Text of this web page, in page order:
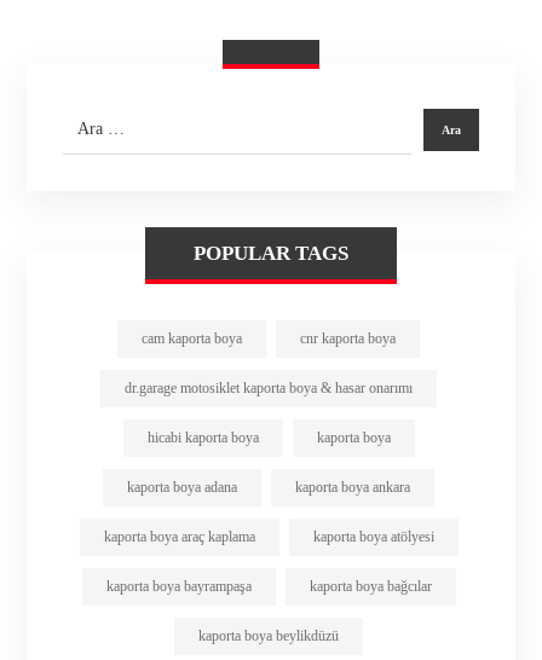
POPULAR TAGS
cam kaporta boya cnr kaporta boya
dr.garage motosiklet kaporta boya & hasar onarımı
hicabi kaporta boya kaporta boya
kaporta boya adana kaporta boya ankara
kaporta boya araç kaplama kaporta boya atölyesi
kaporta boya bayrampaşa kaporta boya bağcılar
kaporta boya beylikdüzü